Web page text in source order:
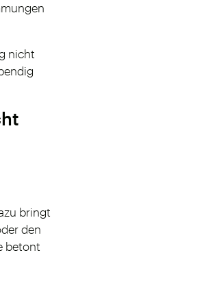
nicht
bringt
den
betont